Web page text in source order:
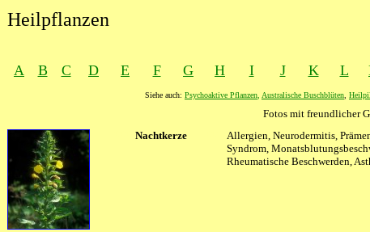
Heilpflanzen
A B C D E F G H I J K L
Siehe auch: Psychoaktive Pflanzen Australische Buschblüten
Fotos mit freundlicher
Nachtkerze
Allergien, Neurodermitis,
Syndrom,
Rheumatische Beschwerden,